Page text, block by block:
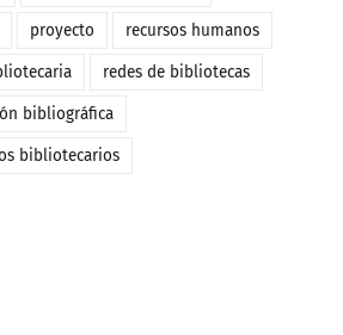
proyecto recursos humanos
redes de bibliotecas
bibliográfica
bibliotecarios